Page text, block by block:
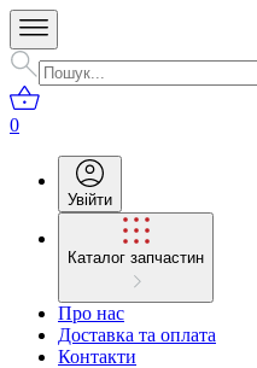
0
Увійти
Каталог запчастин
Про нас
Доставка та оплата
Контакти